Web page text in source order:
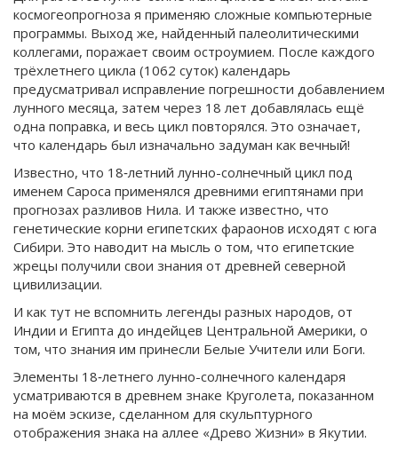
космогеопрогноза я применяю сложные компьютерные
программы. Выход же, найденный палеолитическими
коллегами, поражает своим остроумием. После каждого
трёхлетнего цикла (1062 суток) календарь
предусматривал исправление погрешности добавлением
лунного месяца, затем через 18 лет добавлялась ещё
одна поправка, и весь цикл повторялся. Это означает,
что календарь был изначально задуман как вечный!
Известно, что 18‑летний лунно-солнечный цикл под
именем Сароса применялся древними египтянами при
прогнозах разливов Нила. И также известно, что
генетические корни египетских фараонов исходят с юга
Сибири. Это наводит на мысль о том, что египетские
жрецы получили свои знания от древней северной
цивилизации.
И как тут не вспомнить легенды разных народов, от
Индии и Египта до индейцев Центральной Америки, о
том, что знания им принесли Белые Учители или Боги.
Элементы 18‑летнего лунно-солнечного календаря
усматриваются в древнем знаке Круголета, показанном
на моём эскизе, сделанном для скульптурного
отображения знака на аллее «Древо Жизни» в Якутии.